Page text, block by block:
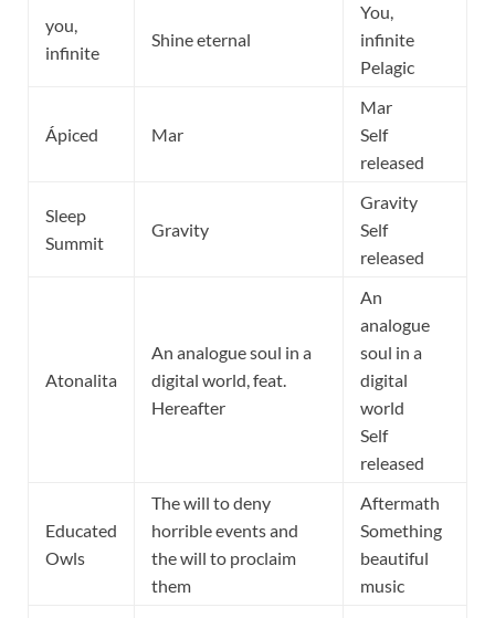
you,
infinite
Shine eternal
You,
infinite
Pelagic
Ápiced Mar
Mar
Self
released
Sleep
Summit
Gravity
Gravity
Self
released
Atonalita
An analogue soul in a
digital world, feat.
Hereafter
An
analogue
soul in a
digital
world
Self
released
Educated
Owls
The will to deny
horrible events and
the will to proclaim
them
Aftermath
Something
beautiful
music